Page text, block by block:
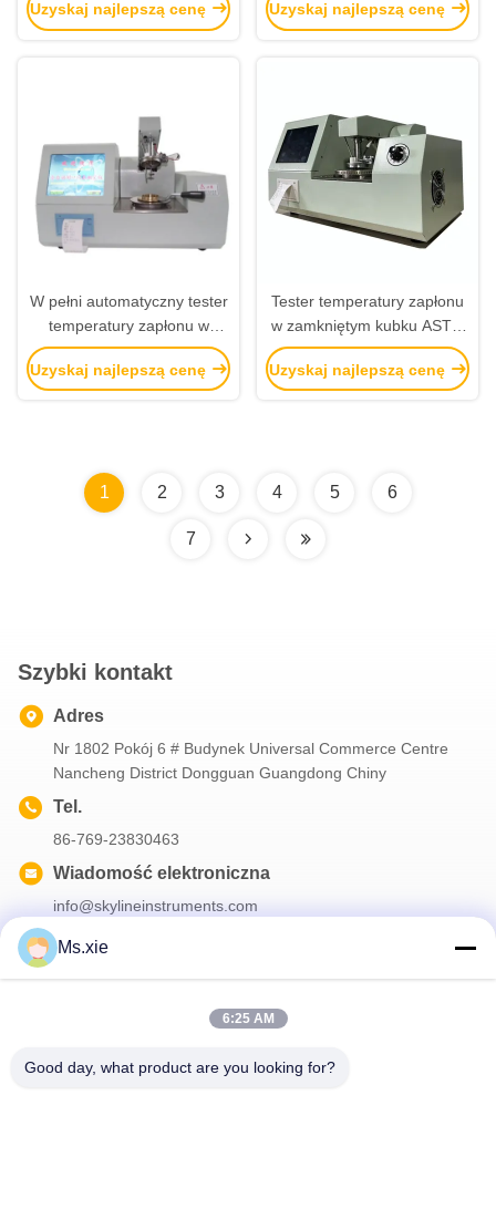
przebicia oleju
Uzyskaj najlepszą cenę
oleju
Uzyskaj najlepszą cenę
W pełni automatyczny tester
temperatury zapłonu w
zamkniętym kubku
Uzyskaj najlepszą cenę
Tester temperatury zapłonu
w zamkniętym kubku ASTM
D93 z wyświetlaczem LCD
Pojemność 70 ml
Uzyskaj najlepszą cenę
1 2 3 4 5 6
7
Szybki kontakt
Adres
Nr 1802 Pokój 6 # Budynek Universal Commerce Centre
Nancheng District Dongguan Guangdong Chiny
Tel.
86-769-23830463
Wiadomość elektroniczna
info@skylineinstruments.com
Zapisz się do naszego biuletynu z rabatami i innymi informacjami.
Ms.xie
6:25 AM
Good day, what product are you looking for?